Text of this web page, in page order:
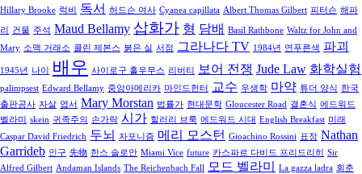
Hillary Brooke 럭비 독서 허드슨 여사 Cyanea capillata Albert Thomas Gilbert 피터슨 해파
리 건물 주석 Maud Bellamy 삽화가 형 담배 Basil Rathbone Waltz for John and
Mary 소맥 거래소 콜린 제본스 붉은 실 서점 그라나다 TV 1984년 연푸른색 파괴
1945년 나이 배우 사이로구 홀우무스 리버티 보어 전쟁 Jude Law 화학실험
palimpsest Edward Bellamy 중앙아메리카 마인드헌터 교수 우생학 마약 튜더 양식 한국
출판공사 자살 엽서 Mary Morstan 법률가 현대문학 Gloucester Road 결혼식 에드워드
벨라미
skein 귀족주의 손가락 시가 힐러리 브룩 에드워드 시대 English Breakfast 미래
Caspar David Friedrich 두뇌 자포니즘 메리 모스턴 Gioachino Rossini 표정 Nathan
Garrideb 인구 先物 한스 슬로안 Miami Vice future 카스파르 다비드 프리드리히
Sir
Alfred Gilbert Andaman Islands The Reichenbach Fall 모드 벨라미 La gazza ladra 회춘